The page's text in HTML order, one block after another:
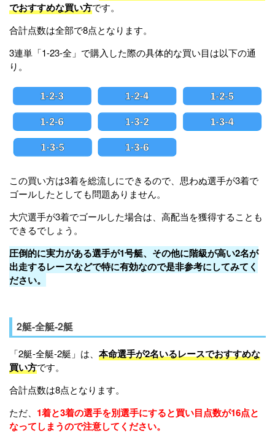
でおすすめな買い方です。
合計点数は全部で8点となります。
3連単「1-23-全」で購入した際の具体的な買い目は以下の通
り。
この買い方は3着を総流しにできるので、思わぬ選手が3着で
ゴールしたとしても問題ありません。
大穴選手が3着でゴールした場合は、高配当を獲得することも
できるでしょう。
圧倒的に実力がある選手が1号艇、 その他に階級が高い2名が
出走するレースなどで特に有効なので是非参考にしてみてく
ださい。
2艇-全艇-2艇
「2艇-全艇-2艇」は、 本命選手が2名いるレースでおすすめな
買い方です。
合計点数は8点となります。
ただ、 1着と3着の選手を別選手にすると買い目点数が16点と
なってしまうので注意してください。